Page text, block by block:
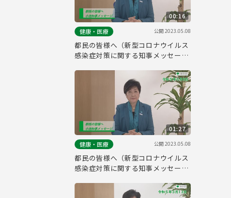
00:16
健康・医療
公開2023.05.08
都民の皆様へ（新型コロナウイルス
感染症対策に関する知事メッセージ
01:27
健康・医療
公開2023.05.08
都民の皆様へ（新型コロナウイルス
感染症対策に関する知事メッセージ